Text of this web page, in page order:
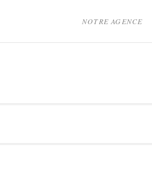
NOTRE AGENCE